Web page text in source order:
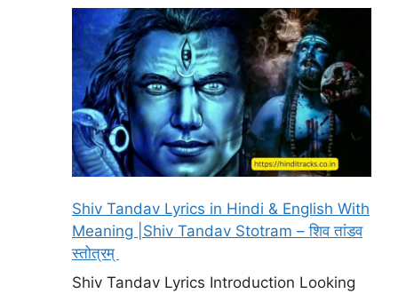
Shiv Tandav Lyrics in Hindi & English With
Meaning |Shiv Tandav Stotram – शिव तांडव
स्तोत्रम्
Shiv Tandav Lyrics Introduction Looking